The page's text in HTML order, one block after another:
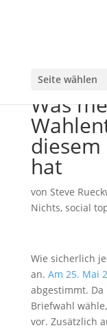
Seite wählen
Was
hat
von Steve
Nichts, social
Wie sicherlich
an. Am 25. Mai
abgestimmt.
Briefwahl
vor. Zusätzlich